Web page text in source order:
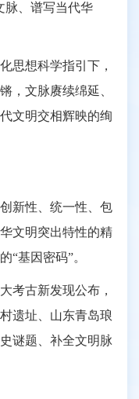
脉、谱写当代华
想科学指引下，
，文脉赓续绵延、
文明交相辉映的绚
新性、统一性、包
文明突出特性的精
“基因密码”。
古新发现公布，
遗址、山东青岛琅
谜题、补全文明脉